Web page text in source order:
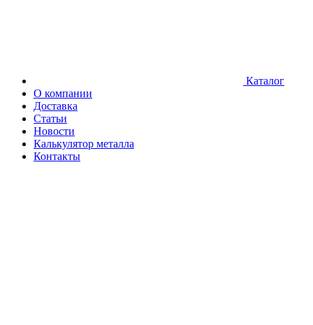
Каталог
О компании
Доставка
Статьи
Новости
Калькулятор металла
Контакты